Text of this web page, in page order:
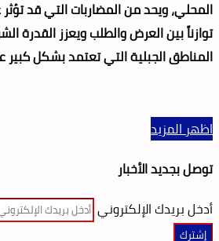
المحلي، ويحد من المضاربات التي قد
توازناً بين العرض والطلب ويعزز القدرة
المناطق الجبلية التي تعتمد بشكل كبير
اظهر المزيد
توصل بجديد الأخبار
أدخل بريدك الإلكتروني